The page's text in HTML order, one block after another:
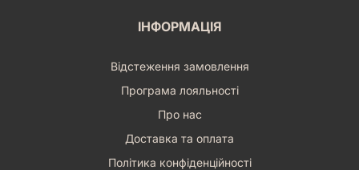
ІНФОРМАЦІЯ
Відстеження замовлення
Програма лояльності
Про нас
Доставка та оплата
Політика конфіденційності